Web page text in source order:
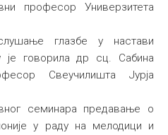
професор Универзитета
глазбе у настави
је говорила др сц. Сабина
Свеучилишта Јурја
семинара предавање о
у раду на мелодици и